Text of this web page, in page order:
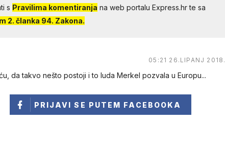
s Pravilima komentiranja na web portalu Express.hr te sa
2. članka 94. Zakona.
05:21 26.LIPANJ 2018.
da takvo nešto postoji i to luda Merkel pozvala u Europu...
PRIJAVI SE PUTEM FACEBOOKA